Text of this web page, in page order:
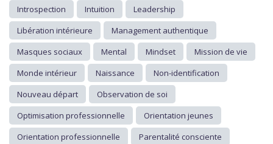
Introspection
Intuition
Leadership
Libération intérieure
Management authentique
Masques sociaux
Mental Mindset
Mission de vie
Monde intérieur
Naissance
Non-identification
Nouveau départ
Observation de soi
Optimisation professionnelle
Orientation jeunes
Orientation professionnelle
Parentalité consciente